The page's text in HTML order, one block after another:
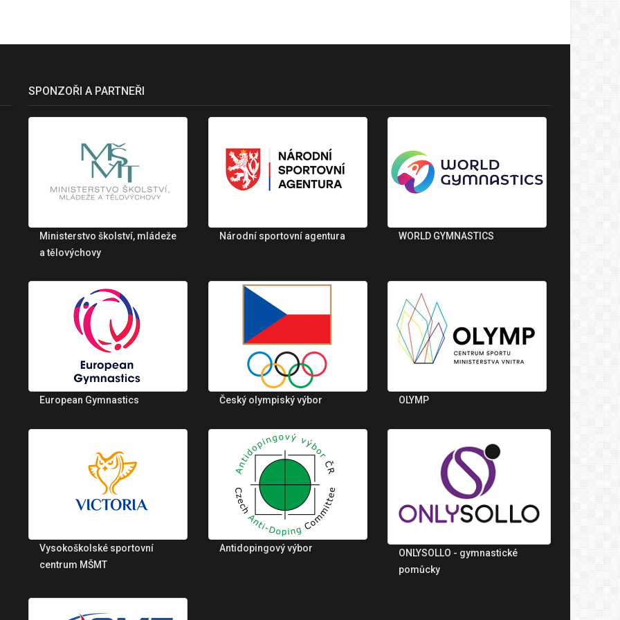
SPONZOŘI A PARTNEŘI
Ministerstvo školství, mládeže
a tělovýchovy
Národní sportovní agentura WORLD GYMNASTICS
European Gymnastics Český olympiský výbor OLYMP
Vysokoškolské sportovní
centrum MŠMT
Antidopingový výbor
ONLYSOLLO - gymnastické
pomůcky